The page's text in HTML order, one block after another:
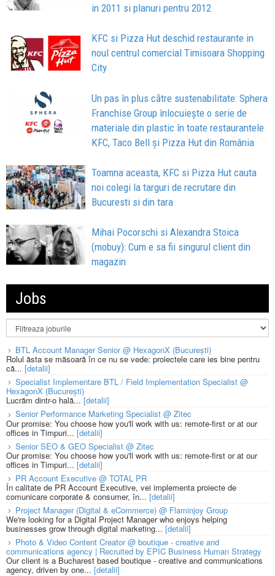
in 2011 si planuri pentru 2012
KFC si Pizza Hut deschid restaurante in
noul centrul comercial Timisoara Shopping
City
Un pas în plus către sustenabilitate: Sphera
Franchise Group înlocuiește o serie de
materiale din plastic în toate restaurantele
KFC, Taco Bell și Pizza Hut din România
Toamna aceasta, KFC si Pizza Hut cauta
noi colegi la targuri de recrutare din
Bucuresti si din tara
Mihai Pocorschi si Alexandra Stoica
(mobuy): Cum e sa fii singurul client din
magazin
Jobs
BTL Account Manager Senior @ HexagonX (București)
Rolul ăsta se măsoară în ce nu se vede: proiectele care ies bine pentru
că... [detalii]
Specialist Implementare BTL / Field Implementation Specialist @
HexagonX (București)
Lucrăm dintr-o hală... [detalii]
Senior Performance Marketing Specialist @ Zitec
Our promise: You choose how you'll work with us: remote-first or at our
offices in Timpuri... [detalii]
Senior SEO & GEO Specialist @ Zitec
Our promise: You choose how you'll work with us: remote-first or at our
offices in Timpuri... [detalii]
PR Account Executive @ TOTAL PR
În calitate de PR Account Executive, vei implementa proiecte de
comunicare corporate & consumer, în... [detalii]
Project Manager (Digital & eCommerce) @ Flaminjoy Group
We're looking for a Digital Project Manager who enjoys helping
businesses grow through digital marketing... [detalii]
Photo & Video Content Creator @ boutique - creative and
communications agency | Recruited by EPIC Business Human Strategy
Our client is a Bucharest based boutique - creative and communications
agency, driven by one... [detalii]